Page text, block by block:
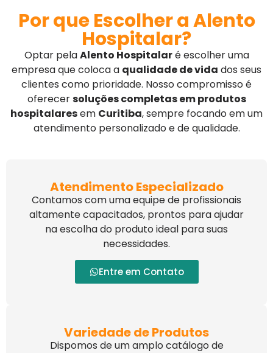
Por que Escolher a Alento
Hospitalar?
Optar pelaAlento Hospitalaré escolher uma
empresa que coloca a qualidade de vida dos seus
clientes como prioridade. Nosso compromisso é
oferecersoluções completas em produtos
hospitalaresem Curitiba, sempre focando em um
atendimento personalizado e de qualidade.
Atendimento Especializado
Contamos com uma equipe de profissionais
altamente capacitados, prontos para ajudar
na escolha do produto ideal para suas
necessidades.
Entre em Contato
Variedade de Produtos
Dispomos de um amplo catálogo de